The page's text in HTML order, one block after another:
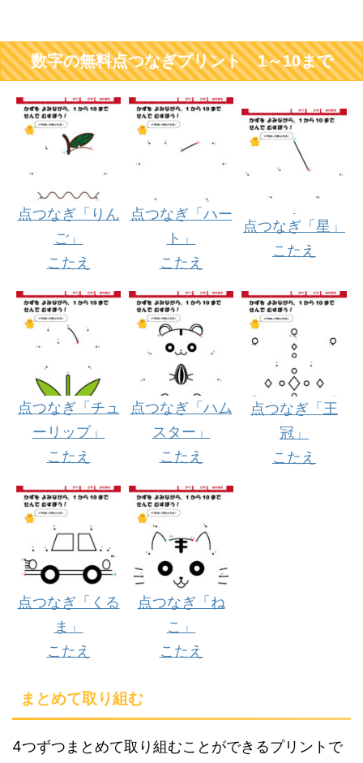
数字の無料点つなぎプリント 1～10まで
点つなぎ「りん
ご」
こたえ
点つなぎ「ハー
ト」
こたえ
点つなぎ「星」
こたえ
点つなぎ「チュ
ーリップ」
こたえ
点つなぎ「ハム
スター」
こたえ
点つなぎ「王
冠」
こたえ
点つなぎ「くる
ま」
こたえ
点つなぎ「ね
こ」
こたえ
まとめて取り組む
4つずつまとめて取り組むことができるプリントで